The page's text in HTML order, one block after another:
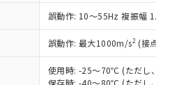
誤動作: 10～55Hz 複振幅
誤動作: 最大1000m/s2 (接点
使用時: -25～70℃ (ただし、氷
保存時: -40～80℃ (ただし、氷
成されるものであり、閲
での実際の在庫および標
なる場合があることをご
況および標準価格はお客
銀(Hg) 1000ppm以下、 カド
以下、ポリ臭化ビフェニル
ポリ臭化ジフェニルエーテル類
タル酸ビス(2-エチルヘキシ
以下、フタル酸ブチ
以下、フタル酸ジブチル
値 (GB/T26572)：
銀) : 1000ppm、 Cd(カドミウ
、 PBBs(ポリ臭化ビフェ
ポリ臭化ジフェニルエーテ
: 1000ppm、 DIBP(フタル酸ジ
提供する場合は、日本
許可(または役務取引許
などの必要な手続きを
物を破棄する場合は、完
など、違法に輸出されな
上の在庫あり